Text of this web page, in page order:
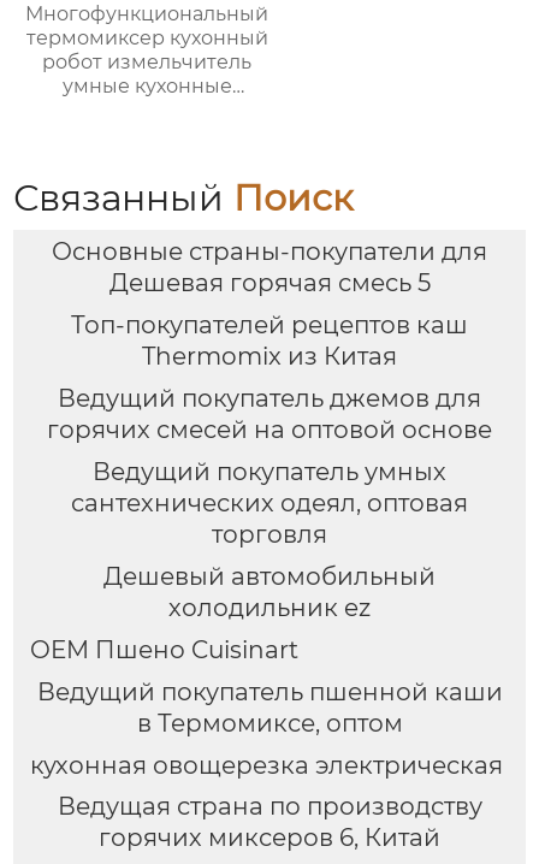
Многофункциональный
термомиксер кухонный
робот измельчитель
умные кухонные
мясорубкой и Wi-Fi
Связанный Поиск
Основные страны-покупатели для
Дешевая горячая смесь 5
Топ-покупателей рецептов каш
Thermomix из Китая
Ведущий покупатель джемов для
горячих смесей на оптовой основе
Ведущий покупатель умных
сантехнических одеял, оптовая
торговля
Дешевый автомобильный
холодильник ez
OEM Пшено Cuisinart
Ведущий покупатель пшенной каши
в Термомиксе, оптом
кухонная овощерезка электрическая
Ведущая страна по производству
горячих миксеров 6, Китай